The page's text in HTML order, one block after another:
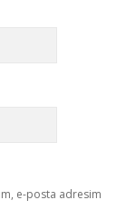
e-posta adresim